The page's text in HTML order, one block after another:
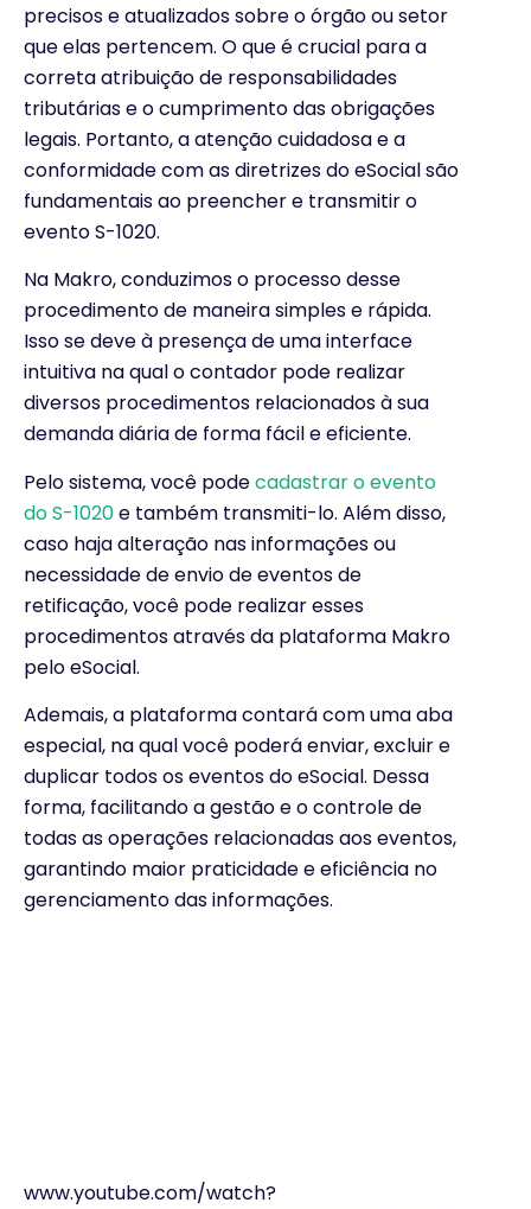
precisos e atualizados sobre o órgão ou setor
que elas pertencem. O que é crucial para a
correta atribuição de responsabilidades
tributárias e o cumprimento das obrigações
legais. Portanto, a atenção cuidadosa e a
conformidade com as diretrizes do eSocial são
fundamentais ao preencher e transmitir o
evento S-1020.
Na Makro, conduzimos o processo desse
procedimento de maneira simples e rápida.
Isso se deve à presença de uma interface
intuitiva na qual o contador pode realizar
diversos procedimentos relacionados à sua
demanda diária de forma fácil e eficiente.
Pelo sistema, você podecadastrar o evento
do S-1020e também transmiti-lo. Além disso,
caso haja alteração nas informações ou
necessidade de envio de eventos de
retificação, você pode realizar esses
procedimentos através da plataforma Makro
pelo eSocial.
Ademais, a plataforma contará com uma aba
especial, na qual você poderá enviar, excluir e
duplicar todos os eventos do eSocial. Dessa
forma, facilitando a gestão e o controle de
todas as operações relacionadas aos eventos,
garantindo maior praticidade e eficiência no
gerenciamento das informações.
www.youtube.com/watch?